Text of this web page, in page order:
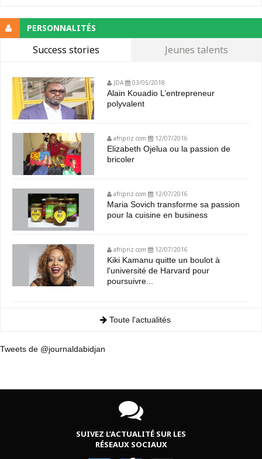
PERSONNALITÉS
Success stories Jeunes talents
JDA 03/05/2018
Alain Kouadio L’entrepreneur
polyvalent
afripriz.com 12/07/2016
Elizabeth Ojelua ou la passion de
bricoler
afripriz.com 12/07/2016
Maria Sovich transforme sa passion
pour la cuisine en business
afripriz.com 12/07/2016
Kiki Kamanu quitte un boulot à
l'université de Harvard pour
poursuivre...
Toute l'actualités
Tweets de @journaldabidjan
SUIVEZ L’ACTUALITÉ SUR LES
RÉSEAUX SOCIAUX